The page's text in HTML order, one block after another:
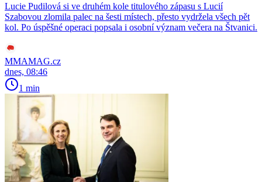
Lucie Pudilová si ve druhém kole titulového zápasu s Lucií
Szabovou zlomila palec na šesti místech, přesto vydržela všech pět
kol. Po úspěšné operaci popsala i osobní význam večera na Štvanici.
MMAMAG.cz
dnes, 08:46
1 min